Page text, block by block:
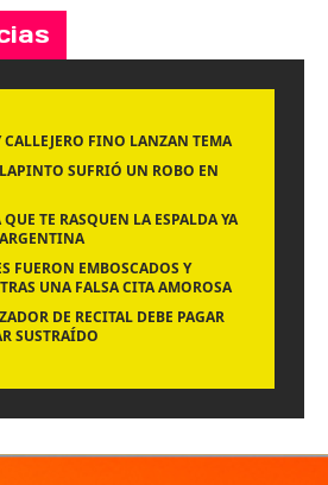
CALLEJERO FINO LANZAN TEMA
SUFRIÓ UN ROBO EN
QUE TE RASQUEN LA ESPALDA YA
FUERON EMBOSCADOS Y
UNA FALSA CITA AMOROSA
DE RECITAL DEBE PAGAR
SUSTRAÍDO